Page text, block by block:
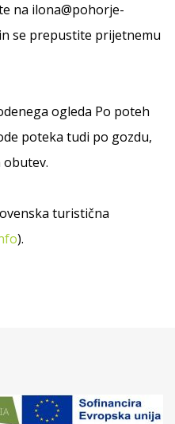
na ilona@pohorje-
se prepustite prijetnemu
ogleda Po poteh
poteka tudi po gozdu,
turistična
).